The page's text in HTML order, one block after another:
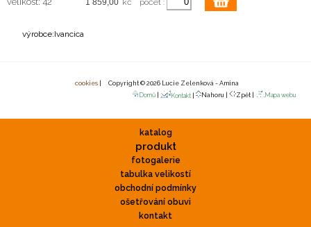
kč počet :
výrobce:Ivancica
cookies | Copyright © 2026 Lucie Zelenková - Amina
Mapa webu
Zpět |
Nahoru |
Kontakt |
Domů
katalog
produkt
fotogalerie
tabulka velikostí
obchodní podmínky
ošetřování obuvi
kontakt